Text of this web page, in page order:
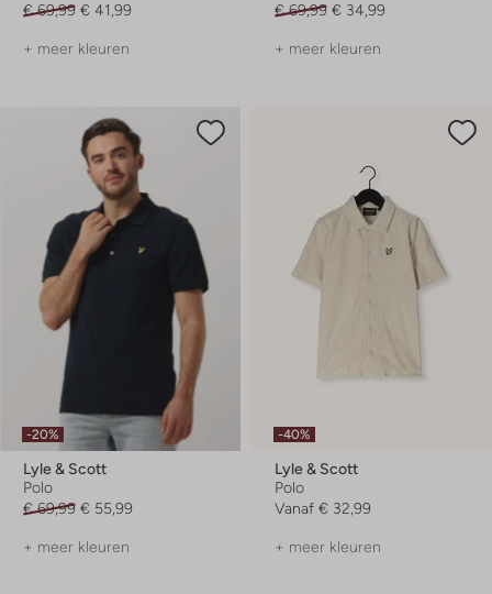
€ 69,99 € 41,99
+ meer kleuren
€ 69,99 € 34,99
+ meer kleuren
-20%
Lyle & Scott
Polo
€ 69,99 € 55,99
+ meer kleuren
-40%
Lyle & Scott
Polo
Vanaf € 32,99
+ meer kleuren